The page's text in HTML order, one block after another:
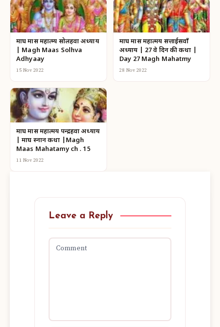
माघ मास महात्म्य सोलहवा अध्याय
| Magh Maas Solhva
Adhyaay
15 Nov 2022
माघ मास महात्मय सत्ताईसवाँ
अध्याय | 27 वे दिन की कथा |
Day 27 Magh Mahatmy
28 Nov 2022
माघ मास महात्मय पन्द्रहवा अध्याय
| माघ स्नान कथा |Magh
Maas Mahatamy ch . 15
11 Nov 2022
Leave a Reply